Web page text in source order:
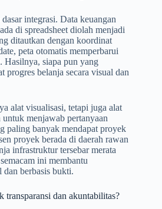
integrasi. Data keuangan
di spreadsheet diolah menjadi
ditautkan dengan koordinat
peta otomatis memperbarui
Hasilnya, siapa pun yang
progres belanja secara visual dan
alat visualisasi, tetapi juga alat
menjawab pertanyaan
paling banyak mendapat proyek
proyek berada di daerah rawan
infrastruktur tersebar merata
ini membantu
dan berbasis bukti.
transparansi dan akuntabilitas?